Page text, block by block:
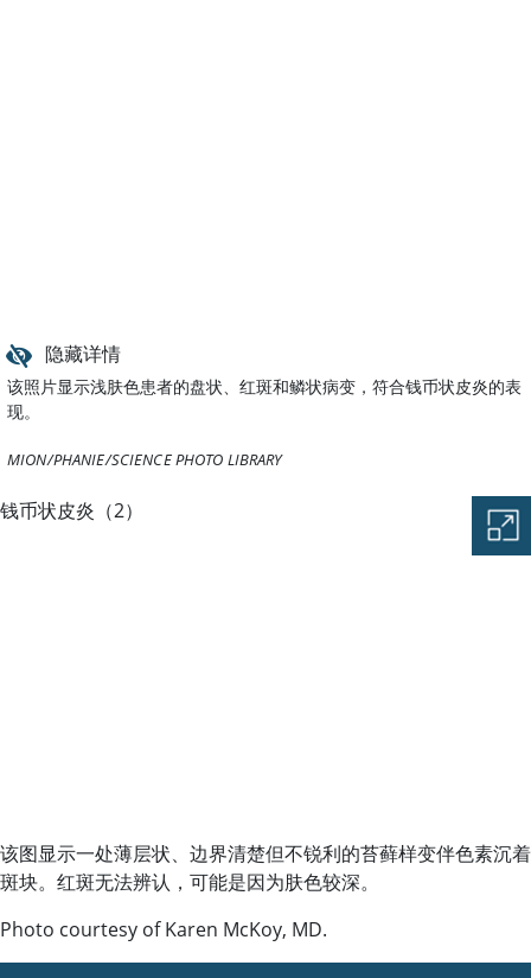
隐藏详情
该照片显示浅肤色患者的盘状、红斑和鳞状病变，符合钱币状皮炎的表
现。
MION/PHANIE/SCIENCE PHOTO LIBRARY
钱币状皮炎（2）
该图显示一处薄层状、边界清楚但不锐利的苔藓样变伴色素沉着
斑块。红斑无法辨认，可能是因为肤色较深。
Photo courtesy of Karen McKoy, MD.